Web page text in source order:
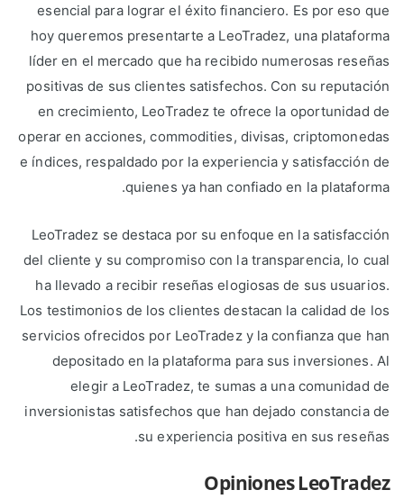
esencial para lograr el éxito financiero. Es por eso que
hoy queremos presentarte a LeoTradez, una plataforma
líder en el mercado que ha recibido numerosas reseñas
positivas de sus clientes satisfechos. Con su reputación
en crecimiento, LeoTradez te ofrece la oportunidad de
operar en acciones, commodities, divisas, criptomonedas
e índices, respaldado por la experiencia y satisfacción de
quienes ya han confiado en la plataforma.
LeoTradez se destaca por su enfoque en la satisfacción
del cliente y su compromiso con la transparencia, lo cual
ha llevado a recibir reseñas elogiosas de sus usuarios.
Los testimonios de los clientes destacan la calidad de los
servicios ofrecidos por LeoTradez y la confianza que han
depositado en la plataforma para sus inversiones. Al
elegir a LeoTradez, te sumas a una comunidad de
inversionistas satisfechos que han dejado constancia de
su experiencia positiva en sus reseñas.
Opiniones LeoTradez